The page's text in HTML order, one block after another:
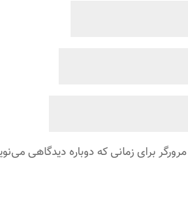
برای زمانی که دوباره دیدگاهی